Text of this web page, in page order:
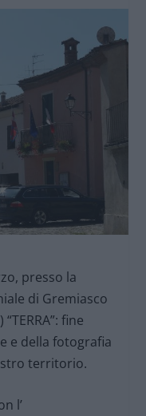
presso la
di Gremiasco
fine
e della fotografia
territorio.
l’